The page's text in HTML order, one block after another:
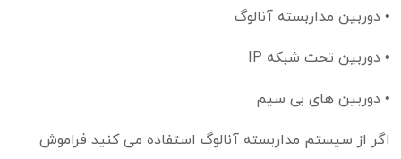
• دوربین مداربسته آنالوگ
• دوربین تحت شبکه IP
• دوربین های بی سیم
اگر از سیستم مداربسته آنالوگ استفاده می کنید فراموش